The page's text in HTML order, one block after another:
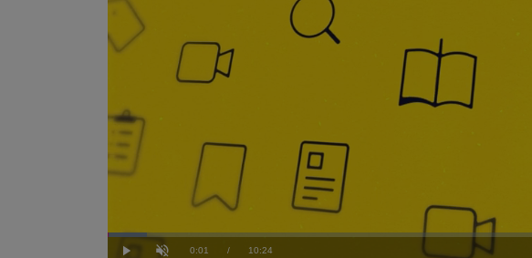
Play UnmuteCurrent
0:01 / Duration
10:24
Loaded:
5.78%